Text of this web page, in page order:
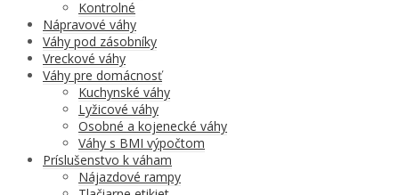
Kontrolné
Nápravové váhy
Váhy pod zásobníky
Vreckové váhy
Váhy pre domácnosť
Kuchynské váhy
Lyžicové váhy
Osobné a kojenecké váhy
Váhy s BMI výpočtom
Príslušenstvo k váham
Nájazdové rampy